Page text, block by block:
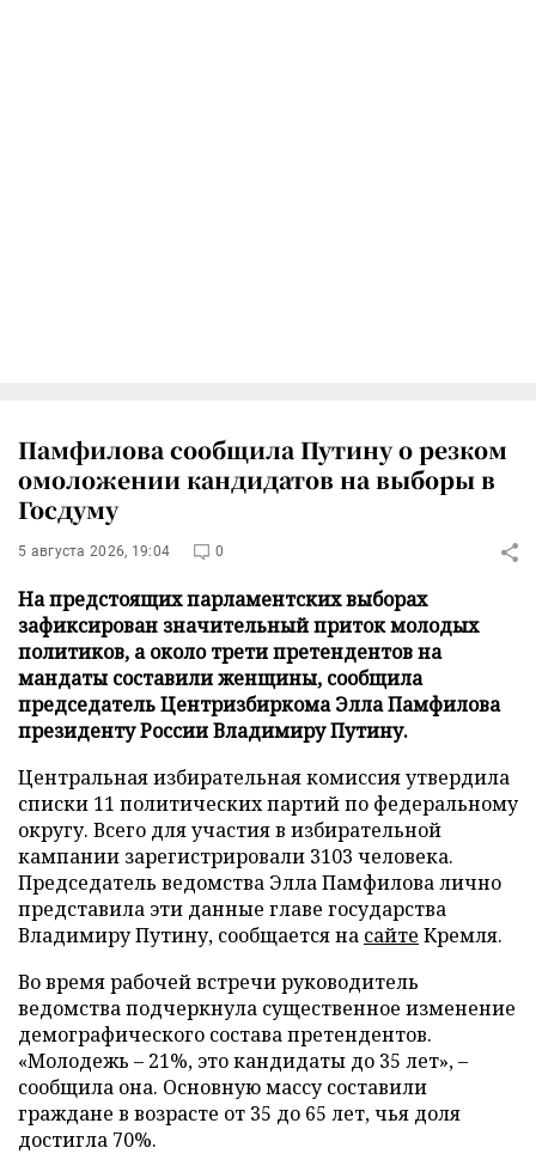
Памфилова сообщила Путину о резком
омоложении кандидатов на выборы в
Госдуму
5 августа 2026, 19:04 0
На предстоящих парламентских выборах
зафиксирован значительный приток молодых
политиков, а около трети претендентов на
мандаты составили женщины, сообщила
председатель Центризбиркома Элла Памфилова
президенту России Владимиру Путину.
Центральная избирательная комиссия утвердила
списки 11 политических партий по федеральному
округу. Всего для участия в избирательной
кампании зарегистрировали 3103 человека.
Председатель ведомства Элла Памфилова лично
представила эти данные главе государства
Владимиру Путину, сообщается на сайте Кремля.
Во время рабочей встречи руководитель
ведомства подчеркнула существенное изменение
демографического состава претендентов.
«Молодежь – 21%, это кандидаты до 35 лет», –
сообщила она. Основную массу составили
граждане в возрасте от 35 до 65 лет, чья доля
достигла 70%.